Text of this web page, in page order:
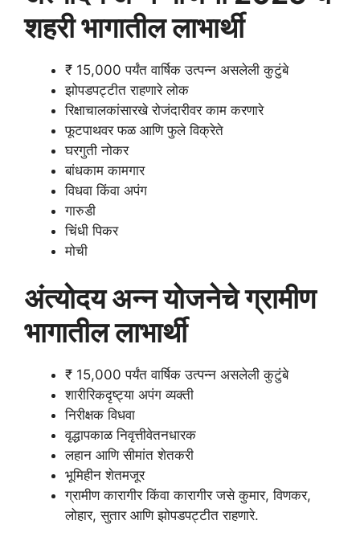
शहरी भागातील लाभार्थी
₹ 15,000 पर्यंत वार्षिक उत्पन्न असलेली कुटुंबे
झोपडपट्टीत राहणारे लोक
रिक्षाचालकांसारखे रोजंदारीवर काम करणारे
फूटपाथवर फळ आणि फुले विक्रेते
घरगुती नोकर
बांधकाम कामगार
विधवा किंवा अपंग
गारुडी
चिंधी पिकर
मोची
अंत्योदय अन्न योजनेचे ग्रामीण
भागातील लाभार्थी
₹ 15,000 पर्यंत वार्षिक उत्पन्न असलेली कुटुंबे
शारीरिकदृष्ट्या अपंग व्यक्ती
निरीक्षक विधवा
वृद्धापकाळ निवृत्तीवेतनधारक
लहान आणि सीमांत शेतकरी
भूमिहीन शेतमजूर
ग्रामीण कारागीर किंवा कारागीर जसे कुमार, विणकर,
लोहार, सुतार आणि झोपडपट्टीत राहणारे.